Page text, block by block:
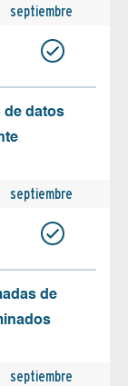
septiembre
de datos
septiembre
de
septiembre